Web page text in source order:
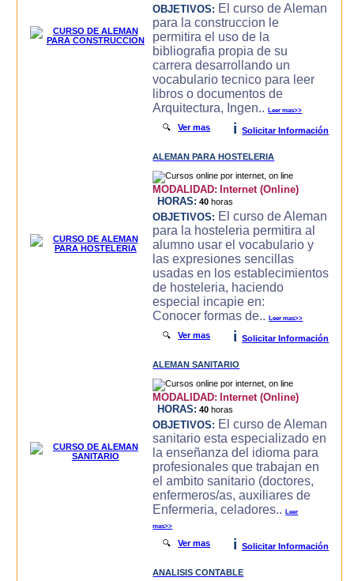
OBJETIVOS: El curso de Aleman
para la construccion le
permitira el uso de la
bibliografia propia de su
carrera desarrollando un
vocabulario tecnico para leer
libros o documentos de
Arquitectura, Ingen..Leer mas>>
🔍Ver mas i Solicitar Información
ALEMAN PARA HOSTELERIA
MODALIDAD: Internet (Online)
HORAS: 40 horas
OBJETIVOS: El curso de Aleman
para la hosteleria permitira al
alumno usar el vocabulario y
las expresiones sencillas
usadas en los establecimientos
de hosteleria, haciendo
especial incapie en:
Conocer formas de..Leer mas>>
🔍Ver mas i Solicitar Información
ALEMAN SANITARIO
MODALIDAD: Internet (Online)
HORAS: 40 horas
OBJETIVOS: El curso de Aleman
sanitario esta especializado en
la enseñanza del idioma para
profesionales que trabajan en
el ambito sanitario (doctores,
enfermeros/as, auxiliares de
Enfermeria, celadores..Leer
mas>>
🔍Ver mas i Solicitar Información
ANALISIS CONTABLE